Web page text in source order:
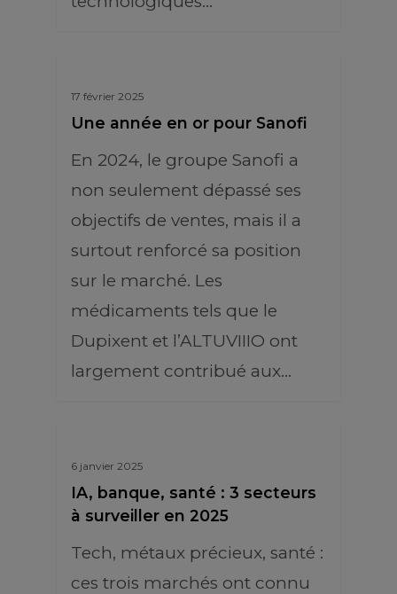
17 février 2025
Une année en or pour Sanofi
En 2024, le groupe Sanofi a
non seulement dépassé ses
objectifs de ventes, mais il a
surtout renforcé sa position
sur le marché. Les
médicaments tels que le
Dupixent et l’ALTUVIIIO ont
largement contribué aux…
6 janvier 2025
IA, banque, santé : 3 secteurs
à surveiller en 2025
Tech, métaux précieux, santé :
ces trois marchés ont connu